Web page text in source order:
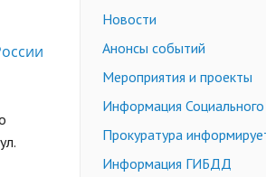
слушаний
Усыновление
Трудоустройство
несовершеннолетних
Недееспособные
Эмансипация
Новости
Анонсы событий
Мероприятия и проекты
Информация
Прокуратура
Информация ГИБДД